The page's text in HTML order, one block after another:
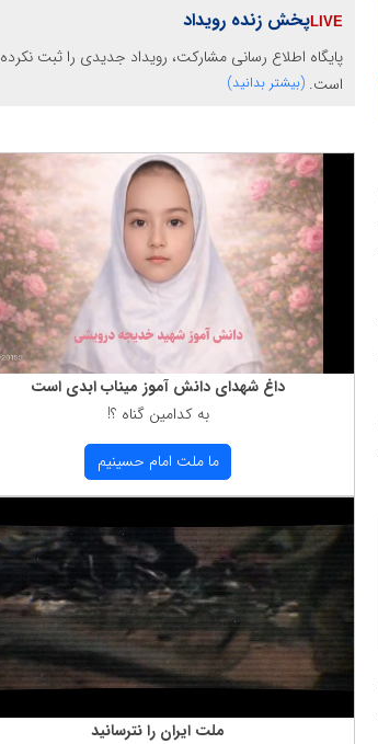
پخش زنده رویداد
پایگاه اطلاع رسانی مشارکت، رویداد جدیدی را ثبت نکرده
است. (بیشتر بدانید)
داغ شهدای دانش آموز میناب ابدی است
به كدامین گناه ؟!
ما ملت امام حسینیم
ملت ایران را نترسانید